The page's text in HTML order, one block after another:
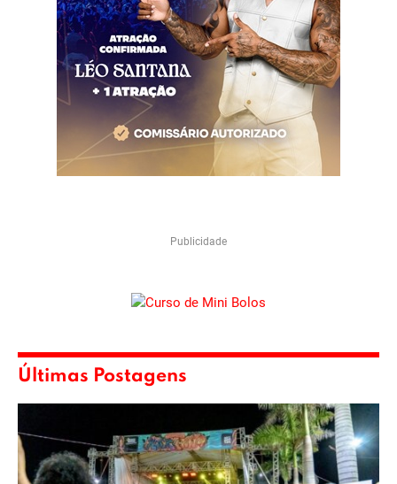
Publicidade
Últimas Postagens